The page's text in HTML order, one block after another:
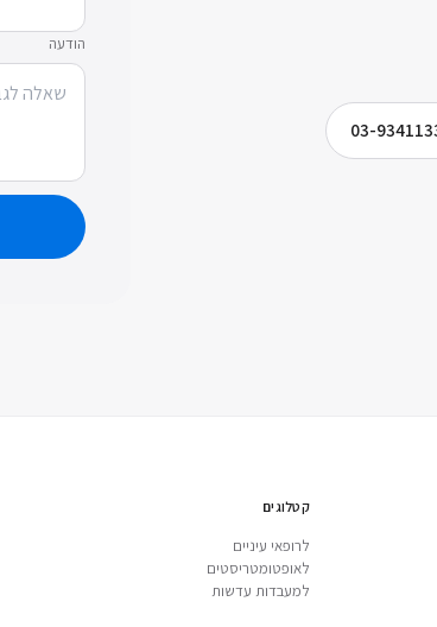
03-
הודעה
קטלוגים
לרופאי עיניים
לאופטומטריסטים
למעבדות עדשות